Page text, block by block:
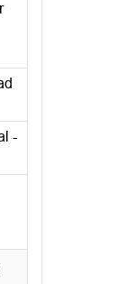
-